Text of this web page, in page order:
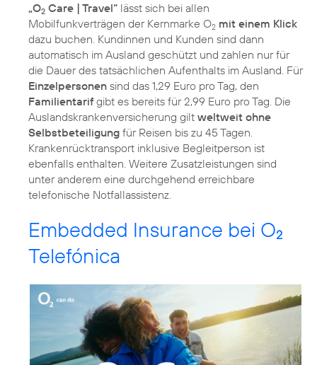
„O2 Care | Travel“ lässt sich bei allen
Mobilfunkverträgen der Kernmarke O2 mit einem Klick
dazu buchen. Kundinnen und Kunden sind dann
automatisch im Ausland geschützt und zahlen nur für
die Dauer des tatsächlichen Aufenthalts im Ausland. Für
Einzelpersonen sind das 1,29 Euro pro Tag, den
Familientarif gibt es bereits für 2,99 Euro pro Tag. Die
Auslandskrankenversicherung gilt weltweit ohne
Selbstbeteiligung für Reisen bis zu 45 Tagen.
Krankenrücktransport inklusive Begleitperson ist
ebenfalls enthalten. Weitere Zusatzleistungen sind
unter anderem eine durchgehend erreichbare
telefonische Notfallassistenz.
Embedded Insurance bei O2
Telefónica